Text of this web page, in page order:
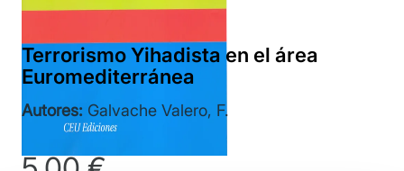
Terrorismo Yihadista en el área
Euromediterránea
Autores: Galvache Valero, F.